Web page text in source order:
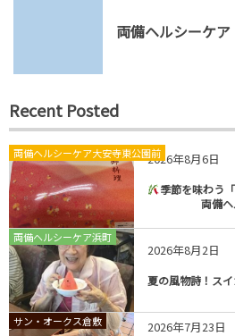
両備ヘルシーケア
Recent Posted
両備ヘルシーケア大安寺東公園前2026年8月6日
季節を味わう
両備ヘル
両備ヘルシーケア浜町
2026年8月2日
夏の風物詩！ス
サン・オークス倉敷 2026年7月23日